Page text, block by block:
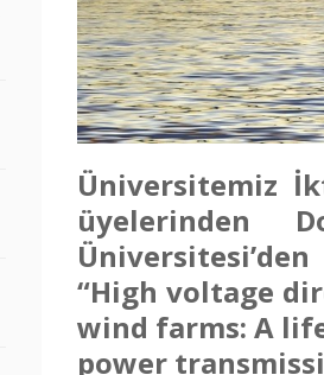
Üniversitemiz
üyelerinden
“High voltage
wind farms: A
power